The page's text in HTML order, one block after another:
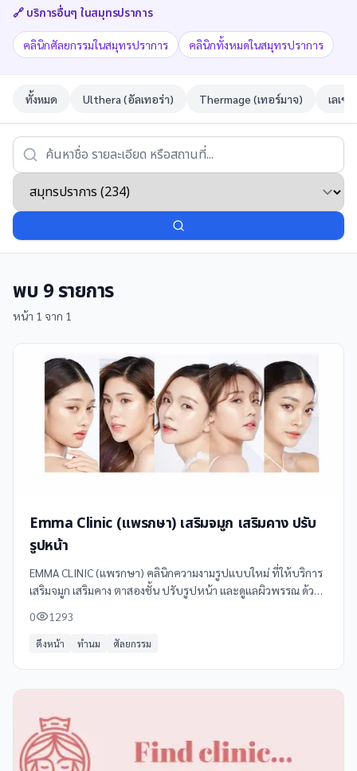
🔗 บริการอื่นๆ ในสมุทรปราการ
คลินิกศัลยกรรมในสมุทรปราการ คลินิกทั้งหมดในสมุทรปราการ
ทั้งหมด Ulthera (อัลเทอร่า) Thermage (เทอร์มาจ) เลเซ
พบ 9รายการ
หน้า 1 จาก 1
Emma Clinic (แพรกษา) เสริมจมูก เสริมคาง ปรับ
รูปหน้า
EMMA CLINIC (แพรกษา) คลินิกความงามรูปแบบใหม่ ที่ให้บริการ
เสริมจมูก เสริมคาง ตาสองชั้น ปรับรูปหน้า และดูแลผิวพรรณ ด้วย
0 1293
ดึงหน้า ทำนม ศัลยกรรม